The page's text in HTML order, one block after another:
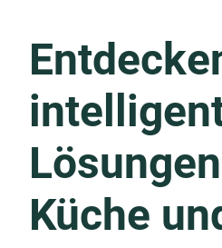
Küche